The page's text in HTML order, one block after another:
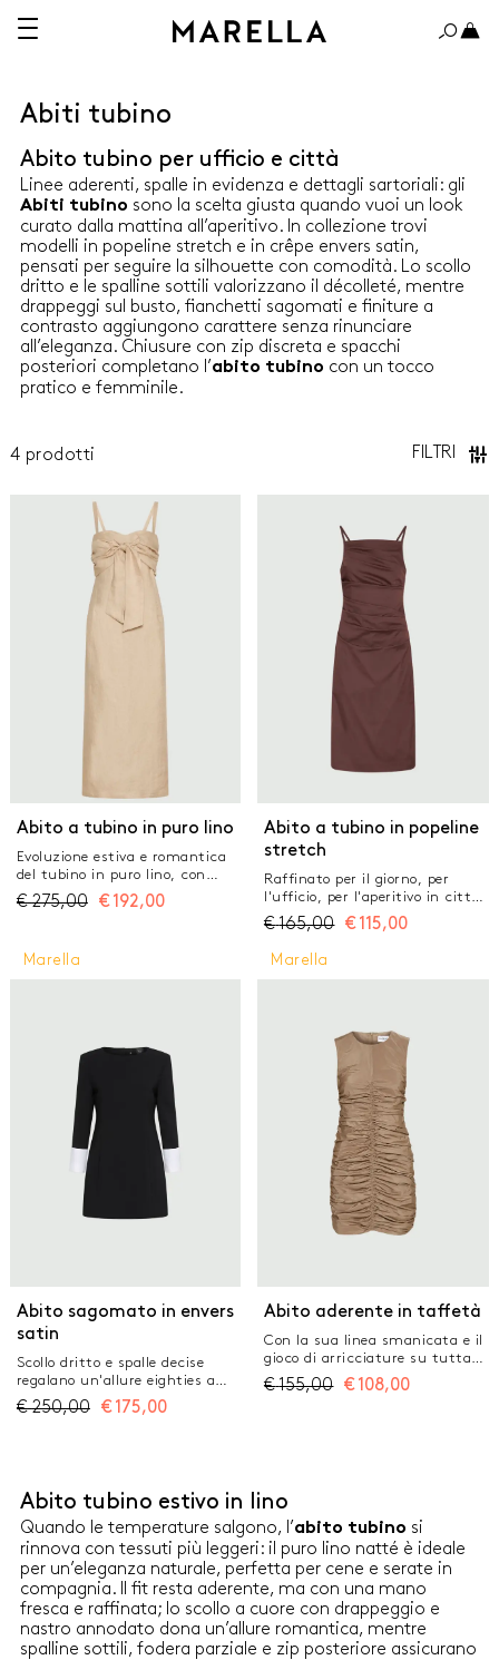
ABITI
CAMICIE
GIACCHE
GONNE
JEANS
MAGLIERIA
PANTALONI
Abiti tubino
Abito tubino per ufficio e città
Linee aderenti, spalle in evidenza e dettagli sartoriali: gli
Abiti tubino sono la scelta giusta quando vuoi un look
curato dalla mattina all’aperitivo. In collezione trovi
modelli in popeline stretch e in crêpe envers satin,
pensati per seguire la silhouette con comodità. Lo scollo
dritto e le spalline sottili valorizzano il décolleté, mentre
drappeggi sul busto, fianchetti sagomati e finiture a
contrasto aggiungono carattere senza rinunciare
all’eleganza. Chiusure con zip discreta e spacchi
posteriori completano l’abito tubino con un tocco
pratico e femminile.
4 prodotti FILTRI
Abito a tubino in puro lino
Evoluzione estiva e romantica
del tubino in puro lino, con
scollo decorato da drappeggio e
nastro annodato. Perfetto per
collezione. Abito in puro lino
natté con parziale fodera
e zip centrale posteriore Spacco
centrale posteriore
€ 275,00 € 192,00
Abito a tubino in popeline
stretch
Raffinato per il giorno, per
l'ufficio, per l'aperitivo in città:
questo abito in popeline fascia
la silhouette e gioca con il
drappeggio sul busto. Con
scollo dritto per spalle in
dritto con spalline sottili
Bustino drappeggiato Spacco e
zip sul retro
€ 165,00 € 115,00
Marella
Abito sagomato in envers
satin
Scollo dritto e spalle decise
regalano un'allure eighties a
questo abito dalla linea
aderente. I polsi con tessuto a
taglia più grande della propria.
Abito in crêpe envers satin Fit
aderente Scollo dritto Apertura
posteriore con bottone ricoperto
e zip Fianchetti sagomati e
polsi in tessuto a contrasto con
gemelli in metallo
€ 250,00 € 175,00
Marella
Abito aderente in taffetà
Con la sua linea smanicata e il
gioco di arricciature su tutta la
lunghezza, questo abito si
propone come nuova silhouette
con zip nascosta Arricciature
impunturate sui fianchi, sul
centro davanti e sul retro
€ 155,00 € 108,00
Abito tubino estivo in lino
Quando le temperature salgono, l’abito tubino si
rinnova con tessuti più leggeri: il puro lino natté è ideale
per un’eleganza naturale, perfetta per cene e serate in
compagnia. Il fit resta aderente, ma con una mano
fresca e raffinata; lo scollo a cuore con drappeggio e
nastro annodato dona un’allure romantica, mentre
spalline sottili, fodera parziale e zip posteriore assicurano
150€ OLTRE 150€